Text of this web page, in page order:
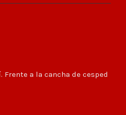
Frente a la cancha de cesped